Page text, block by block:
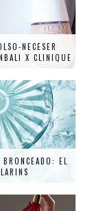
NECESER
X CLINIQUE
EL